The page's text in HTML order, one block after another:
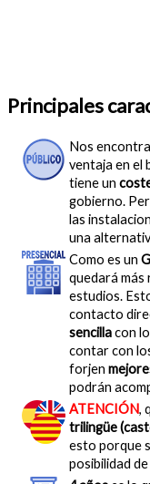
Principales
Nos
ventaja en el
tiene un
gobierno.
las
una
Como es un
quedará más
estudios.
contacto
sencillacon
contar con
forjen
podrán
ATENCIÓN,
trilingüe
esto porque
posibilidad